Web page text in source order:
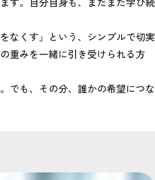
なくす」という、シンプルで切実
重みを一緒に引き受けられる方
でも、その分、誰かの希望につな